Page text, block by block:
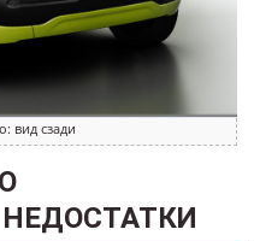
вид сзади